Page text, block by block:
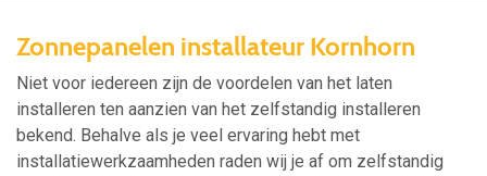
Zonnepanelen installateur Kornhorn
Niet voor iedereen zijn de voordelen van het laten
installeren ten aanzien van het zelfstandig installeren
bekend. Behalve als je veel ervaring hebt met
installatiewerkzaamheden raden wij je af om zelfstandig